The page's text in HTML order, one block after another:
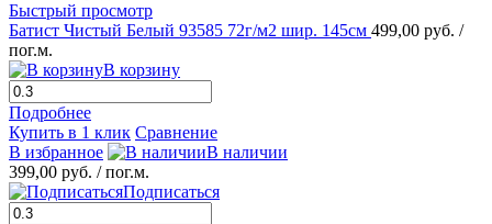
Быстрый просмотр
Батист Чистый Белый 93585 72г/м2 шир. 145см 499,00 руб. /
пог.м.
В корзину
Подробнее
Купить в 1 клик Сравнение
В избранное
В наличии
399,00 руб. / пог.м.
Подписаться